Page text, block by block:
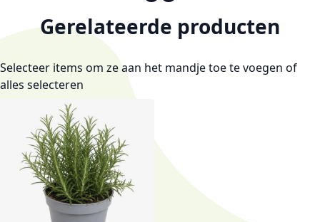
Gerelateerde producten
Selecteer items om ze aan het mandje toe te voegen of
alles selecteren